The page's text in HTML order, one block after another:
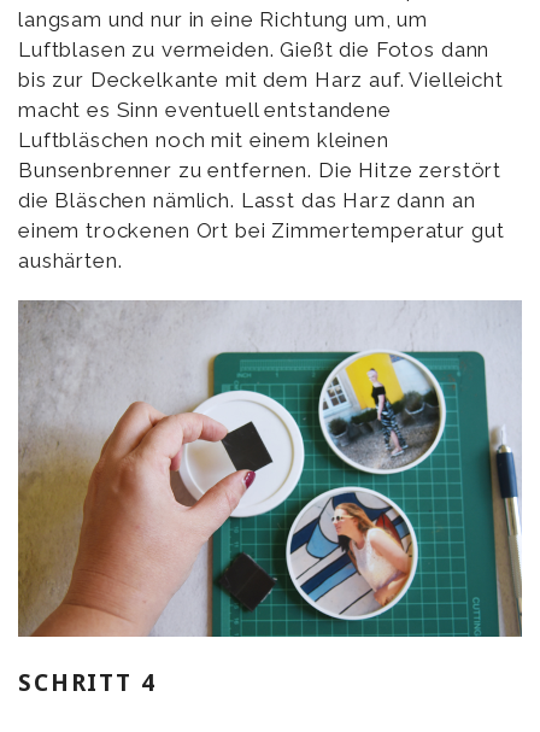
langsam und nur in eine Richtung um, um
Luftblasen zu vermeiden. Gießt die Fotos dann
bis zur Deckelkante mit dem Harz auf. Vielleicht
macht es Sinn eventuell entstandene
Luftbläschen noch mit einem kleinen
Bunsenbrenner zu entfernen. Die Hitze zerstört
die Bläschen nämlich. Lasst das Harz dann an
einem trockenen Ort bei Zimmertemperatur gut
aushärten.
SCHRITT 4